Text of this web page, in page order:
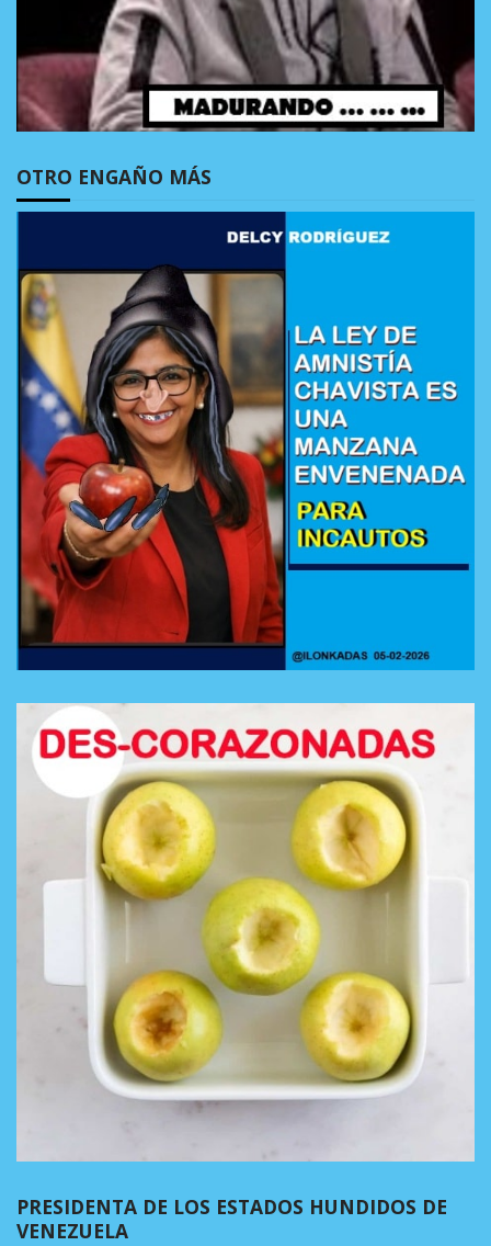
OTRO ENGAÑO MÁS
PRESIDENTA DE LOS ESTADOS HUNDIDOS DE
VENEZUELA